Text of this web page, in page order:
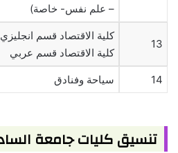
– علم نفس- خاصة)
13
كلية الاقتصاد قسم انجليزي
كلية الاقتصاد قسم عربي
14 سياحة وفنادق
تنسيق كليات جامعة